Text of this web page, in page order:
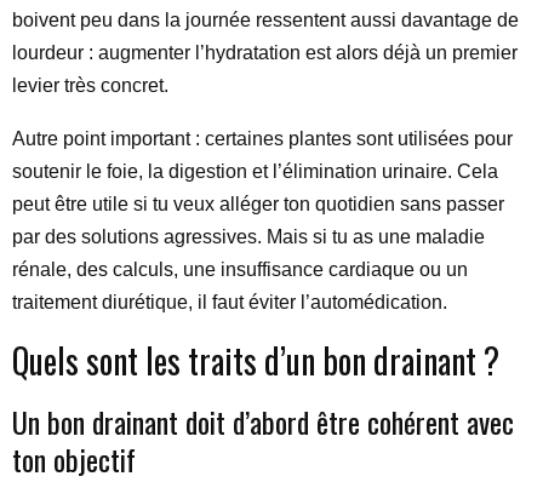
boivent peu dans la journée ressentent aussi davantage de
lourdeur : augmenter l’hydratation est alors déjà un premier
levier très concret.
Autre point important : certaines plantes sont utilisées pour
soutenir le foie, la digestion et l’élimination urinaire. Cela
peut être utile si tu veux alléger ton quotidien sans passer
par des solutions agressives. Mais si tu as une maladie
rénale, des calculs, une insuffisance cardiaque ou un
traitement diurétique, il faut éviter l’automédication.
Quels sont les traits d’un bon drainant ?
Un bon drainant doit d’abord être cohérent avec
ton objectif